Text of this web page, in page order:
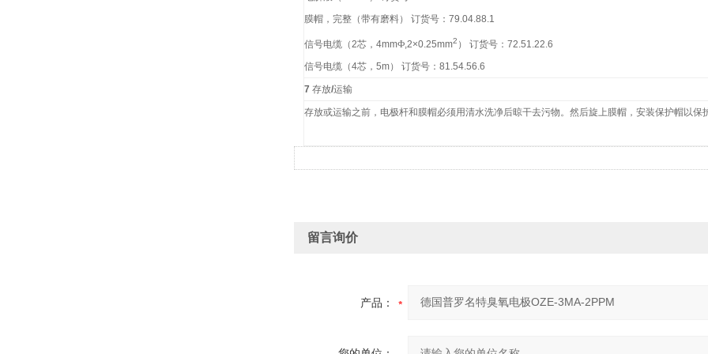
膜帽，完整（带有磨料） 订货号： 79.04.88.1
信号电缆（2芯， 4mmФ,2×0.25mm2 ） 订货号： 72.51.22.6
信号电缆（4芯， 5m） 订货号： 81.54.56.6
7 存放/运输
存放或运输之前，电极杆和膜帽必须用清水洗净后晾干去污物。然后旋上膜帽，安装保护帽以保
留言询价
产品：